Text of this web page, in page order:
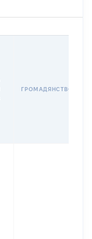
ГРОМАДЯНСТВО